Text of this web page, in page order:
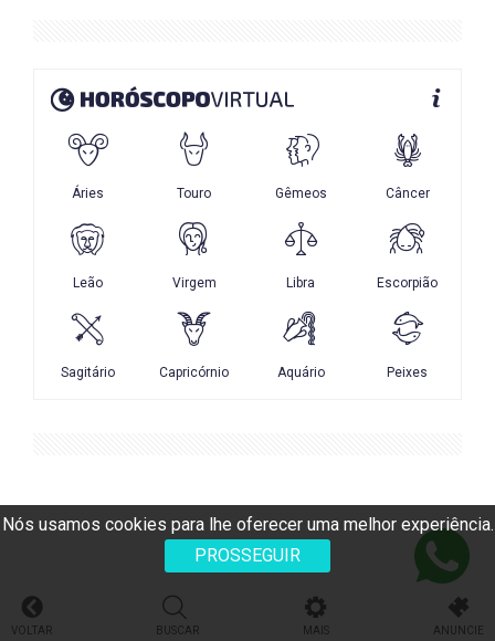
Nós usamos cookies para lhe oferecer uma melhor experiência.
PROSSEGUIR
VOLTAR BUSCAR MAIS ANUNCIE